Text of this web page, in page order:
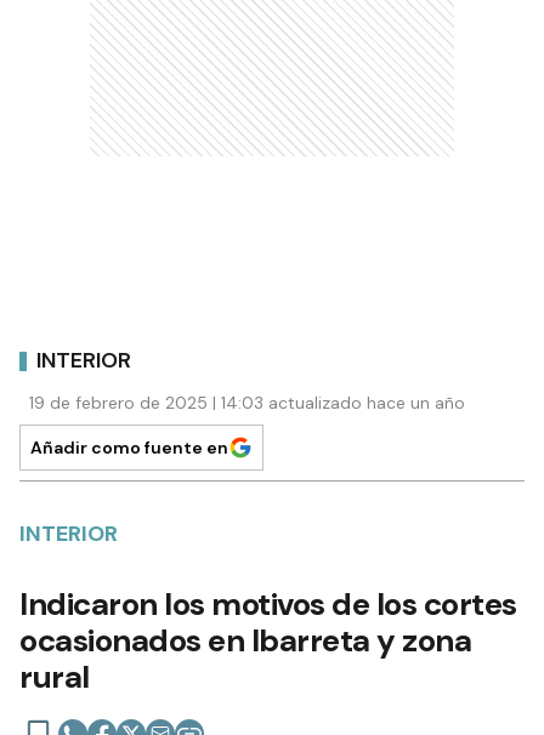
INTERIOR
19 de febrero de 2025 | 14:03 actualizado hace un año
Añadir como fuente en
INTERIOR
Indicaron los motivos de los cortes
ocasionados en Ibarreta y zona
rural